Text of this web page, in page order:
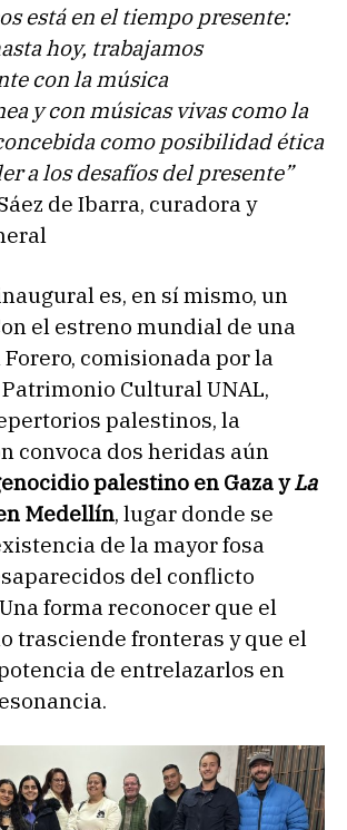
está en el tiempo presente:
hoy, trabajamos
con la música
y con músicas vivas como la
como posibilidad ética
a los desafíos del presente”
de Ibarra, curadora y
es, en sí mismo, un
el estreno mundial de una
Forero, comisionada por la
Cultural UNAL,
palestinos, la
convoca dos heridas aún
palestino en Gaza yLa
Medellín, lugar donde se
de la mayor fosa
del conflicto
forma reconocer que el
trasciende fronteras y que el
de entrelazarlos en